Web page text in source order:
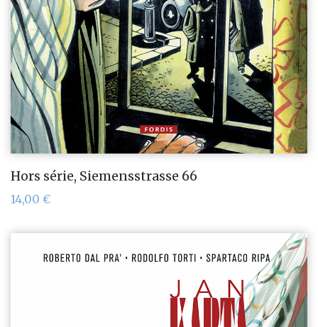
Hors série, Siemensstrasse 66
14,00 €